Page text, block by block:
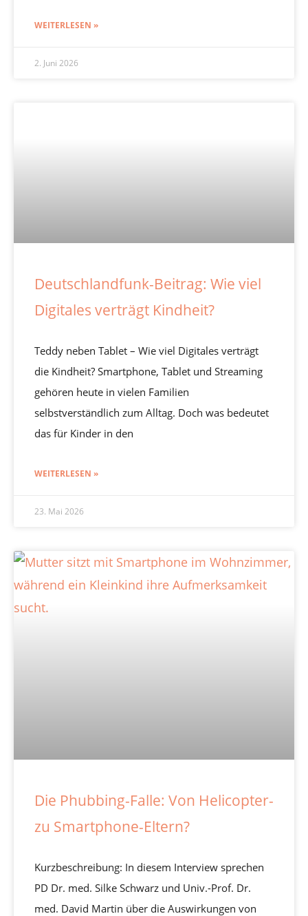
WEITERLESEN »
2. Juni 2026
Deutschlandfunk-Beitrag: Wie viel
Digitales verträgt Kindheit?
Teddy neben Tablet – Wie viel Digitales verträgt
die Kindheit? Smartphone, Tablet und Streaming
gehören heute in vielen Familien
selbstverständlich zum Alltag. Doch was bedeutet
das für Kinder in den
WEITERLESEN »
23. Mai 2026
Die Phubbing-Falle: Von Helicopter-
zu Smartphone-Eltern?
Kurzbeschreibung: In diesem Interview sprechen
PD Dr. med. Silke Schwarz und Univ.-Prof. Dr.
med. David Martin über die Auswirkungen von